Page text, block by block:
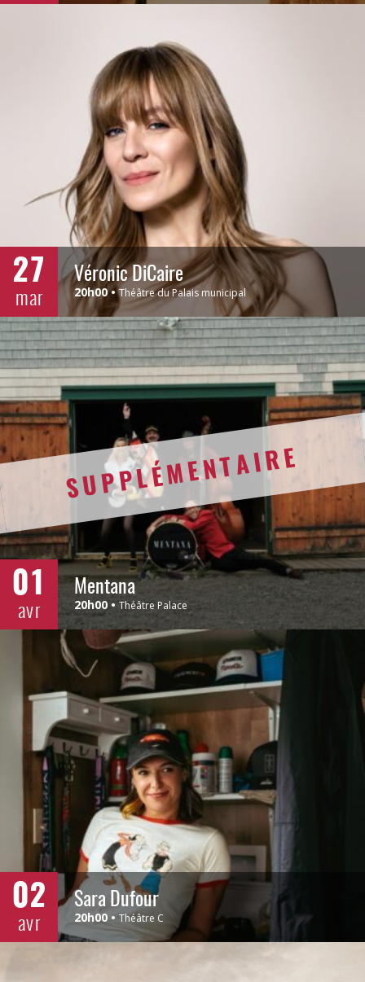
27
mar
Véronic DiCaire
20h00 Théâtre du Palais municipal
SUPPLÉMENTAIRE
01
avr
Mentana
20h00 Théâtre Palace
02
avr
Sara Dufour
20h00 Théâtre C